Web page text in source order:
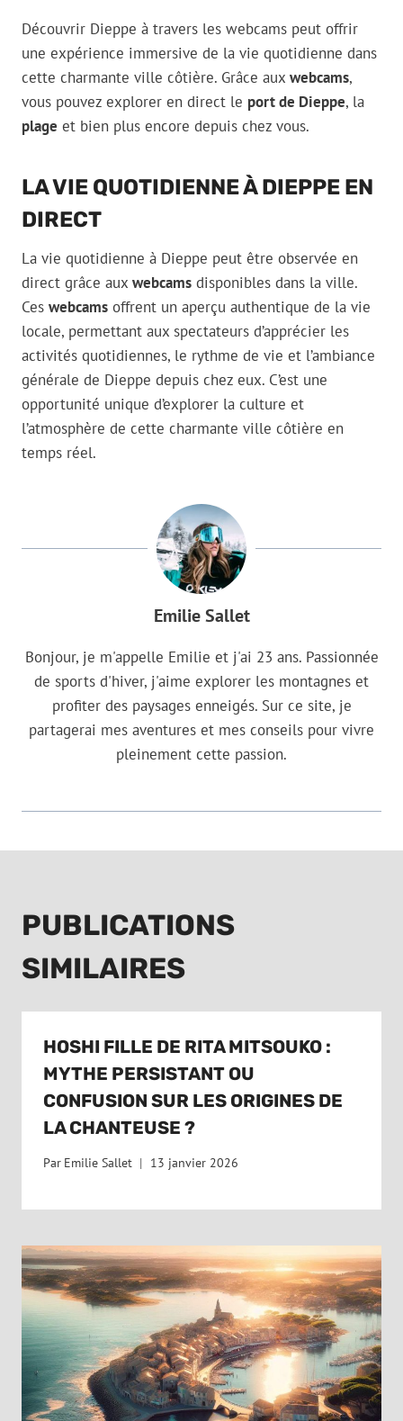
Découvrir Dieppe à travers les webcams peut offrir
une expérience immersive de la vie quotidienne dans
cette charmante ville côtière. Grâce aux webcams,
vous pouvez explorer en direct le port de Dieppe, la
plage et bien plus encore depuis chez vous.
LA VIE QUOTIDIENNE À DIEPPE EN
DIRECT
La vie quotidienne à Dieppe peut être observée en
direct grâce aux webcams disponibles dans la ville.
Ces webcams offrent un aperçu authentique de la vie
locale, permettant aux spectateurs d’apprécier les
activités quotidiennes, le rythme de vie et l’ambiance
générale de Dieppe depuis chez eux. C’est une
opportunité unique d’explorer la culture et
l’atmosphère de cette charmante ville côtière en
temps réel.
Emilie Sallet
Bonjour, je m'appelle Emilie et j'ai 23 ans. Passionnée
de sports d'hiver, j'aime explorer les montagnes et
profiter des paysages enneigés. Sur ce site, je
partagerai mes aventures et mes conseils pour vivre
pleinement cette passion.
PUBLICATIONS
SIMILAIRES
HOSHI FILLE DE RITA MITSOUKO :
MYTHE PERSISTANT OU
CONFUSION SUR LES ORIGINES DE
LA CHANTEUSE ?
Par Emilie Sallet 13 janvier 2026